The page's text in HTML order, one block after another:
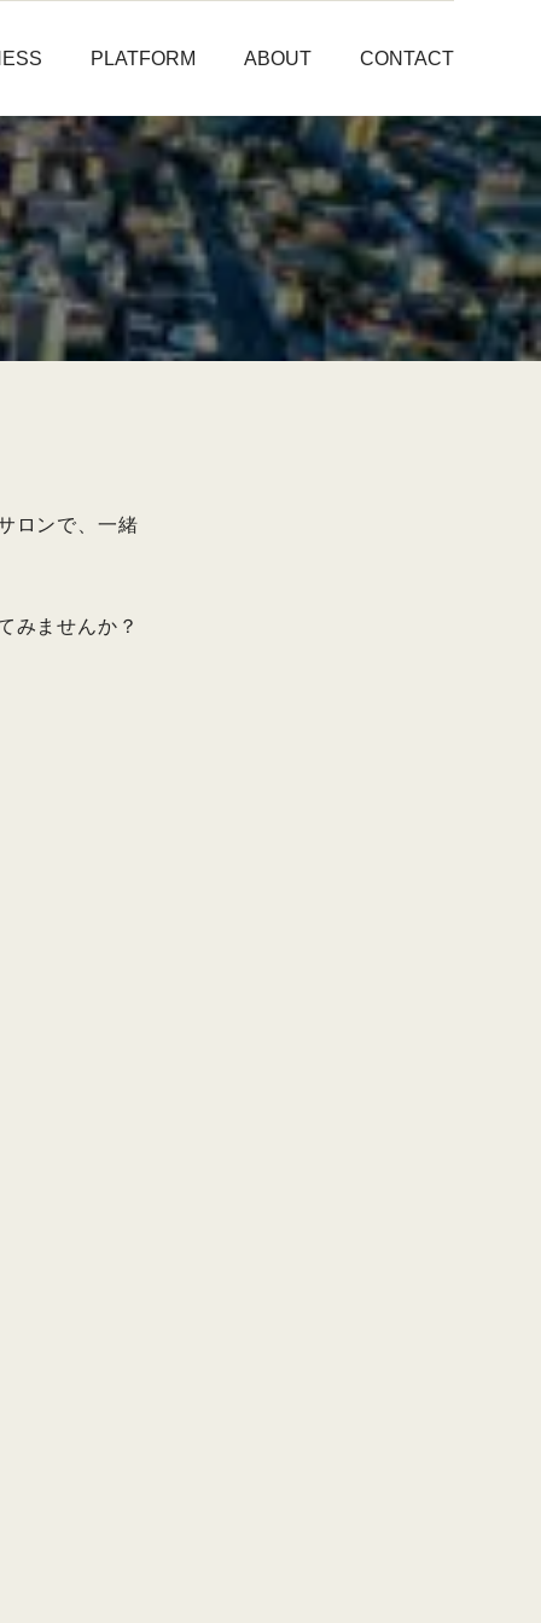
PLATFORM ABOUT CONTACT
ロンで、一緒
みませんか？